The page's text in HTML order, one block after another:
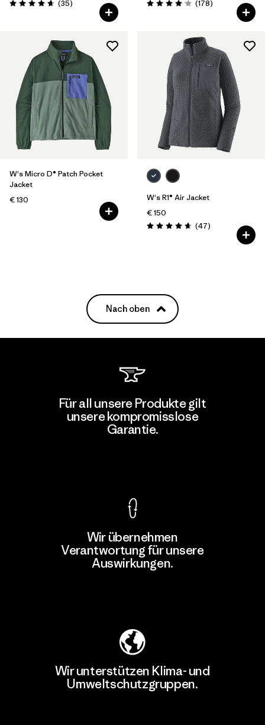
Bewertung: 4.7 / 5
(35Rezensionen
) Bewertung: 4.1 / 5
(178Rezensionen
)
W's Micro D® Patch Pocket
Jacket
€ 130
W's R1® Air Jacket
€ 150
Bewertung: 4.7 / 5
(47Rezensionen
)
Nach oben
Für all unsere Produkte gilt
unsere kompromisslose
Garantie.
Wir übernehmen
Verantwortung für unsere
Auswirkungen.
Wir unterstützen Klima- und
Umweltschutzgruppen.